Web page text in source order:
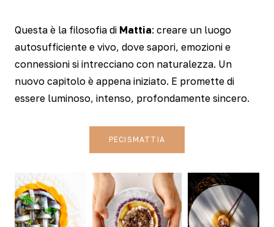
Questa è la filosofia di Mattia: creare un luogo
autosufficiente e vivo, dove sapori, emozioni e
connessioni si intrecciano con naturalezza. Un
nuovo capitolo è appena iniziato. E promette di
essere luminoso, intenso, profondamente sincero.
PECISMATTIA